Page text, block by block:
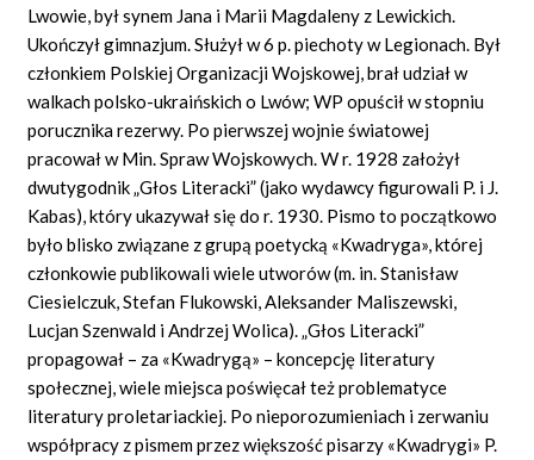
DYSKUSJA
Mapa
Lwowie, był synem Jana i Marii Magdaleny z Lewickich.
Ukończył gimnazjum. Służył w 6 p. piechoty w Legionach. Był
członkiem Polskiej Organizacji Wojskowej, brał udział w
walkach polsko-ukraińskich o Lwów; WP opuścił w stopniu
porucznika rezerwy. Po pierwszej wojnie światowej
pracował w Min. Spraw Wojskowych. W r. 1928 założył
dwutygodnik „Głos Literacki” (jako wydawcy figurowali P. i J.
Kabas), który ukazywał się do r. 1930. Pismo to początkowo
było blisko związane z grupą poetycką «Kwadryga», której
członkowie publikowali wiele utworów (m. in. Stanisław
Ciesielczuk, Stefan Flukowski, Aleksander Maliszewski,
Lucjan Szenwald i Andrzej Wolica). „Głos Literacki”
propagował – za «Kwadrygą» – koncepcję literatury
społecznej, wiele miejsca poświęcał też problematyce
literatury proletariackiej. Po nieporozumieniach i zerwaniu
współpracy z pismem przez większość pisarzy «Kwadrygi» P.